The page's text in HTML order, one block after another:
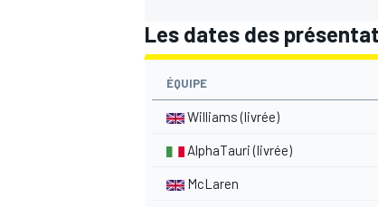
Les dates des
ÉQUIPE
Williams(livrée)
AlphaTauri(livrée)
McLaren